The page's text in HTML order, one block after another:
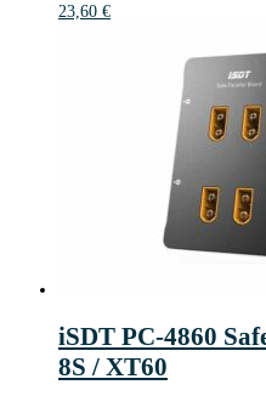
23,60 €
iSDT PC-4860
8S / XT60